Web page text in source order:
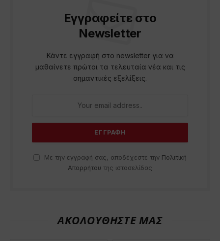
Εγγραφείτε στο
Newsletter
Κάντε εγγραφή στο newsletter για να
μαθαίνετε πρώτοι τα τελευταία νέα και τις
σημαντικές εξελίξεις.
Με την εγγραφή σας, αποδέχεστε την Πολιτική
Απορρήτου της ιστοσελίδας
ΑΚΟΛΟΥΘΗΣΤΕ ΜΑΣ